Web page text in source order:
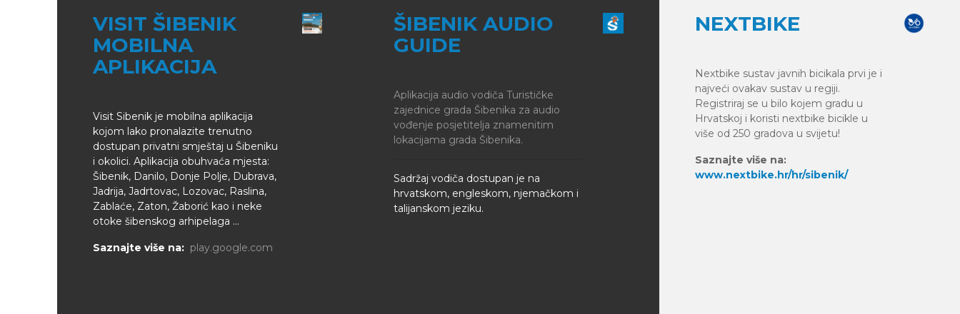
VISIT ŠIBENIK
MOBILNA
APLIKACIJA
Visit Sibenik je mobilna aplikacija
kojom lako pronalazite trenutno
dostupan privatni smještaj u Šibeniku
i okolici. Aplikacija obuhvaća mjesta:
Šibenik, Danilo, Donje Polje, Dubrava,
Jadrija, Jadrtovac, Lozovac, Raslina,
Zablaće, Zaton, Žaborić kao i neke
otoke šibenskog arhipelaga ...
Saznajte više na: play.google.com
ŠIBENIK AUDIO
GUIDE
Aplikacija audio vodiča Turističke
zajednice grada Šibenika za audio
vođenje posjetitelja znamenitim
lokacijama grada Šibenika.
Sadržaj vodiča dostupan je na
hrvatskom, engleskom, njemačkom i
talijanskom jeziku.
NEXTBIKE
Nextbike sustav javnih bicikala prvi je i
najveći ovakav sustav u regiji.
Registriraj se u bilo kojem gradu u
Hrvatskoj i koristi nextbike bicikle u
više od 250 gradova u svijetu!
Saznajte više na:
www.nextbike.hr/hr/sibenik/